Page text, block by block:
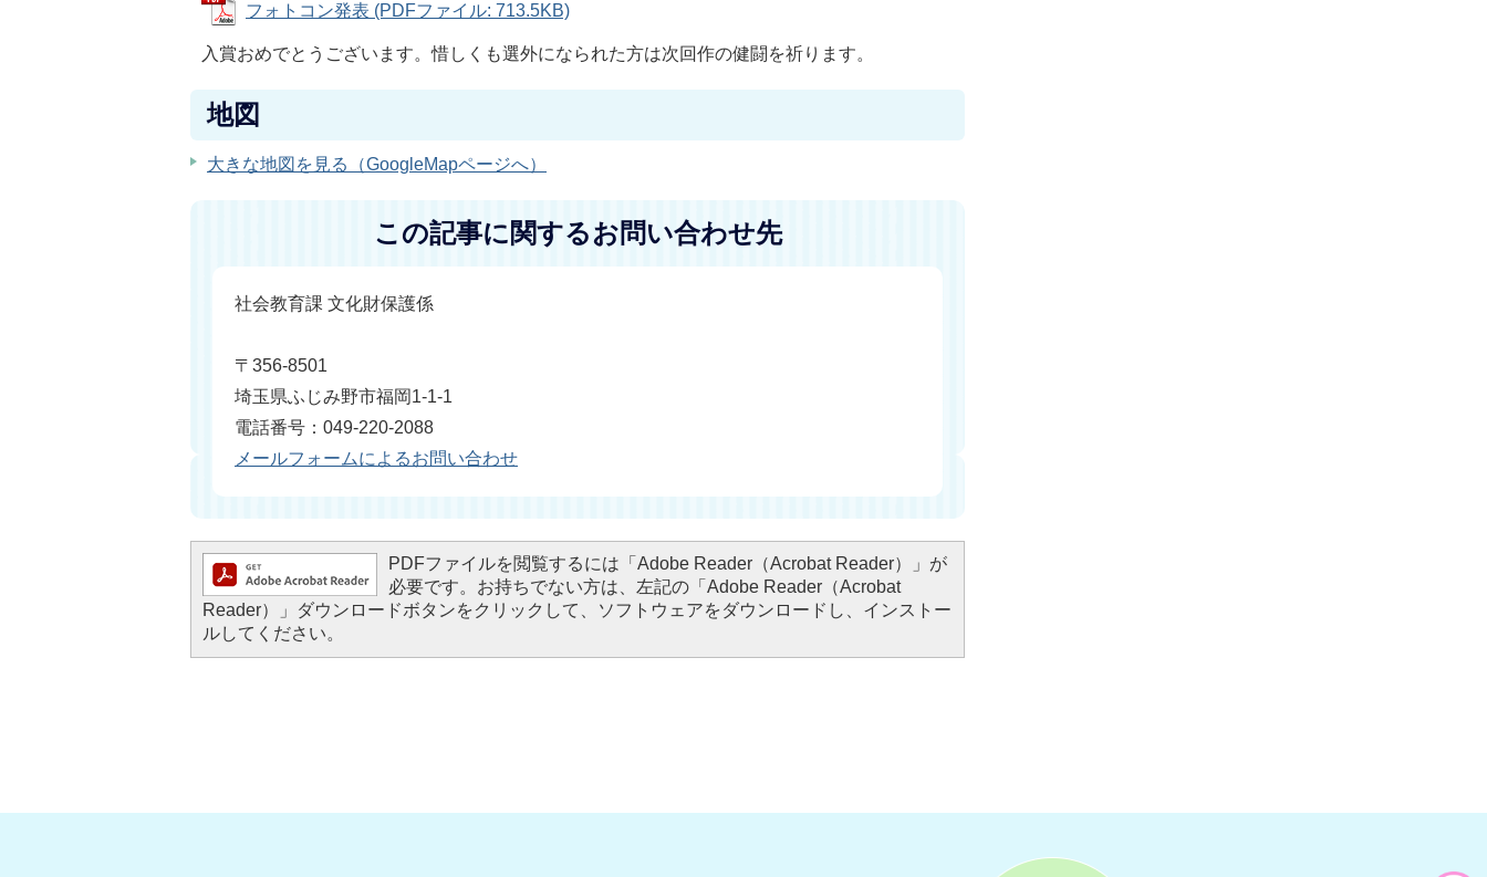
フォトコン発表 (PDFファイル: 713.5KB)
入賞おめでとうございます。惜しくも選外になられた方は次回作の健闘を祈ります。
地図
大きな地図を見る（GoogleMapページへ）
この記事に関するお問い合わせ先
社会教育課 文化財保護係
〒356-8501
埼玉県ふじみ野市福岡1-1-1
電話番号：049-220-2088
メールフォームによるお問い合わせ
PDFファイルを閲覧するには「Adobe Reader（Acrobat Reader）」が
必要です。お持ちでない方は、左記の「Adobe Reader（Acrobat
Reader）」ダウンロードボタンをクリックして、ソフトウェアをダウンロードし、インストー
ルしてください。